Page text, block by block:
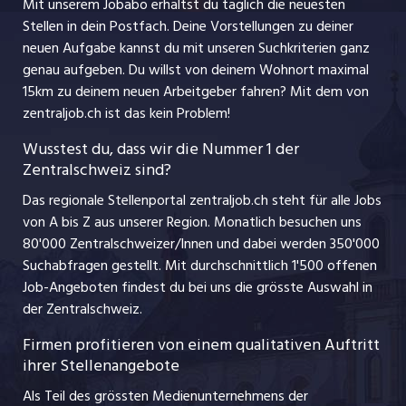
Praktika
Lehrstellen
Ferienjobs
Führungspositionen
Jobline
Impressum
jobbern.ch
jobmittelland.ch
schaffu.ch (VS)
ajourjob.ch
Mit unserem Jobabo erhältst du täglich die neuesten
Stellen in dein Postfach. Deine Vorstellungen zu deiner
neuen Aufgabe kannst du mit unseren Suchkriterien ganz
genau aufgeben. Du willst von deinem Wohnort maximal
15km zu deinem neuen Arbeitgeber fahren? Mit demvon
zentraljob.ch ist das kein Problem!
Wusstest du, dass wir die Nummer 1 der
Zentralschweiz sind?
Das regionale Stellenportal zentraljob.ch steht für alle Jobs
von A bis Z aus unserer Region. Monatlich besuchen uns
80'000 Zentralschweizer/Innen und dabei werden 350'000
Suchabfragen gestellt. Mit durchschnittlich 1'500 offenen
Job-Angeboten findest du bei uns die grösste Auswahl in
der Zentralschweiz.
Firmen profitieren von einem qualitativen Auftritt
ihrer Stellenangebote
Als Teil des grössten Medienunternehmens der